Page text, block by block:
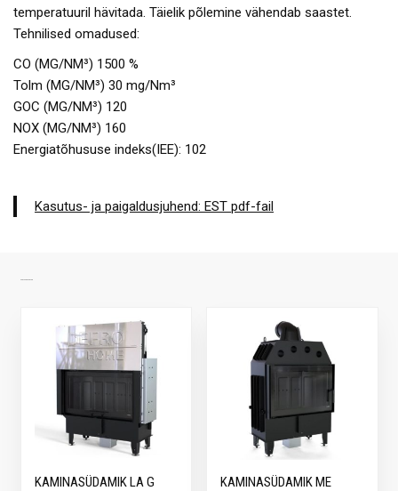
temperatuuril hävitada. Täielik põlemine vähendab saastet.
Tehnilised omadused:
CO (MG/NM³) 1500 %
Tolm (MG/NM³) 30 mg/Nm³
GOC (MG/NM³) 120
NOX (MG/NM³) 160
Energiatõhususe indeks(IEE): 102
Kasutus- ja paigaldusjuhend: EST pdf-fail
KAMINASÜDAMIK LA G
KAMINASÜDAMIK ME